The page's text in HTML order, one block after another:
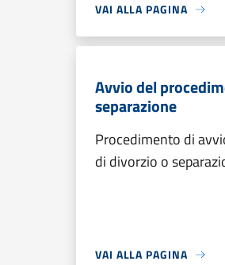
VAI ALLA PAGINA
Avvio del
separazione
Procedimento di
di divorzio o
VAI ALLA PAGINA